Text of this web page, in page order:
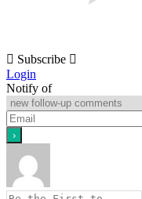
Subscribe
Login
Notify of